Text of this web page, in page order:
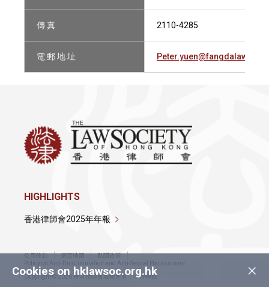
傳 真 2110-4285
電 郵 地 址 Peter.yuen@fangdalaw.com
×
Cookies on hklawsoc.org.hk
HIGHLIGHTS
香港律師會2025年年報
使用條款 網頁地圖
私隱政策
Policy on Anti-Discrimination and Anti-Sexual Harassment
Copyright © 2026 香港律師會版權所有，不得轉載